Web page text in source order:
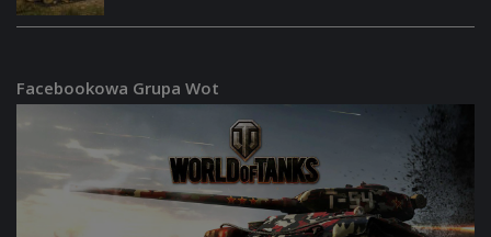
Facebookowa Grupa Wot